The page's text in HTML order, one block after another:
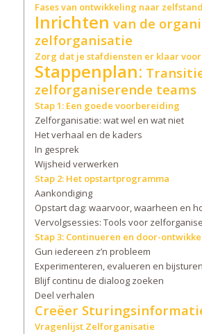
Fases van ontwikkeling naar
Inrichten van de
zelforganisatie
Zorg dat je stafdiensten er klaar
Stappenplan:
zelforganiserende teams
Stap 1: Een goede voorbereiding
Zelforganisatie: wat wel en wat niet
Het verhaal en de kaders
In gesprek
Wijsheid verwerken
Stap 2: Het opstartprogramma
Aankondiging
Opstart dag: waarvoor, waarheen en
Vervolgsessies: Tools voor
Stap 3: Continueren en door-
Gun iedereen z’n probleem
Experimenteren, evalueren en bijsturen
Blijf continu de dialoog zoeken
Deel verhalen
Creëer
Vragenlijst Zelforganisatie